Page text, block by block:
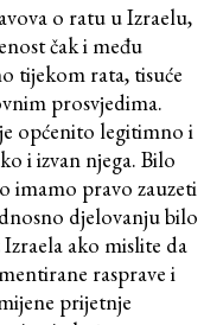
o ratu u Izraelu,
čak i među
tijekom rata, tisuće
prosvjedima.
općenito legitimno i
i izvan njega. Bilo
imamo pravo zauzeti
djelovanju bilo
ako mislite da
rasprave i
prijetnje